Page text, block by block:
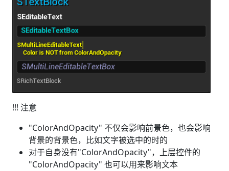
!!! 注意
"ColorAndOpacity" 不仅会影响前景色，也会影响
背景的背景色，比如文字被选中的时的
对于自身没有"ColorAndOpacity"，上层控件的
"ColorAndOpacity" 也可以用来影响文本